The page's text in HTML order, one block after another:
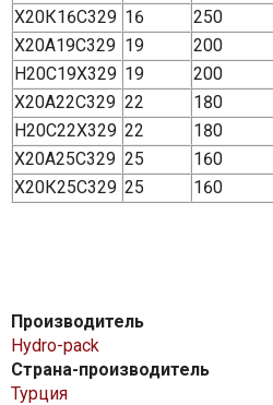
Х20К16С329 16 250
Х20А19С329 19 200
H20C19X329 19 200
Х20А22С329 22 180
H20C22X329 22 180
Х20А25С329 25 160
Х20К25С329 25 160
Производитель
Hydro-pack
Страна-производитель
Турция